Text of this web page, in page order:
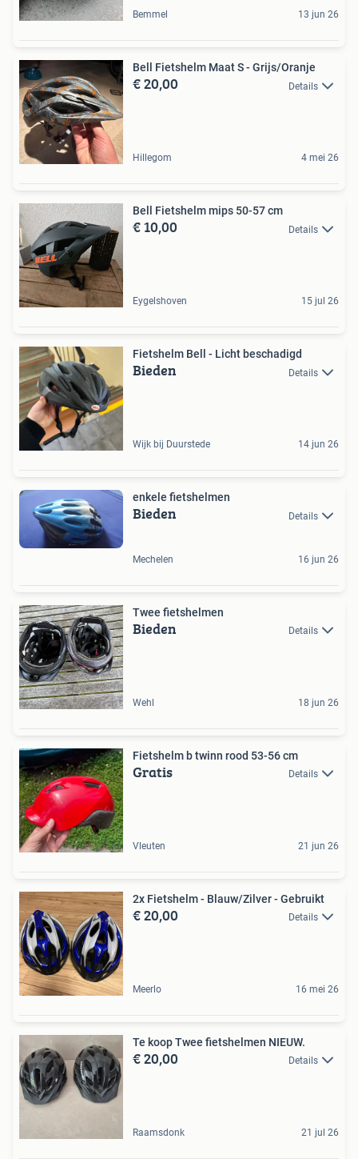
Bemmel 13 jun 26
Bell Fietshelm Maat S - Grijs/Oranje
€ 20,00 Details
Hillegom 4 mei 26
Bell Fietshelm mips 50-57 cm
€ 10,00 Details
Eygelshoven 15 jul 26
Fietshelm Bell - Licht beschadigd
Bieden Details
Wijk bij Duurstede 14 jun 26
enkele fietshelmen
Bieden Details
Mechelen 16 jun 26
Twee fietshelmen
Bieden Details
Wehl 18 jun 26
Fietshelm b twinn rood 53-56 cm
Gratis Details
Vleuten 21 jun 26
2x Fietshelm - Blauw/Zilver - Gebruikt
€ 20,00 Details
Meerlo 16 mei 26
Te koop Twee fietshelmen NIEUW.
€ 20,00 Details
Raamsdonk 21 jul 26